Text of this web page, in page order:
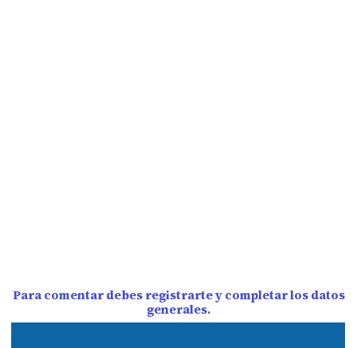
Para comentar debes registrarte y completar los datos
generales.